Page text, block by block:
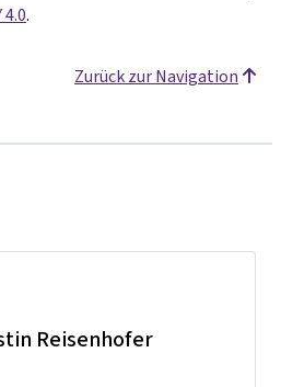
4.0.
Zurück zur Navigation
Reisenhofer